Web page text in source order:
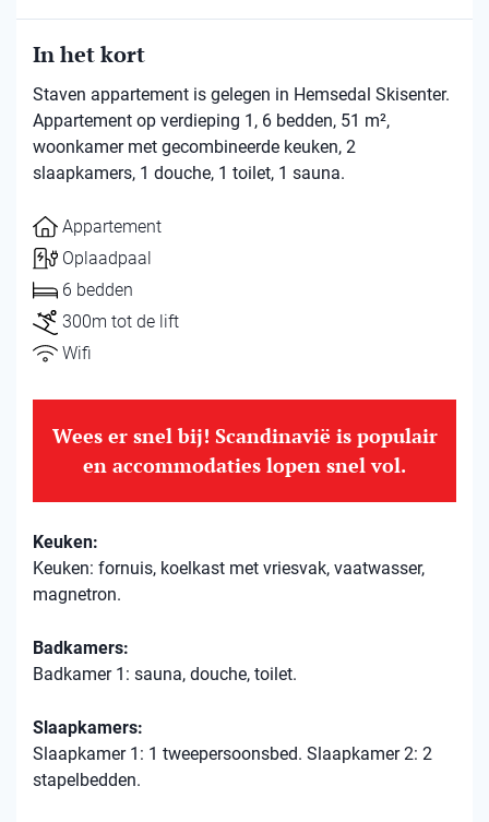
In het kort
Staven appartement is gelegen in Hemsedal Skisenter.
Appartement op verdieping 1, 6 bedden, 51 m²,
woonkamer met gecombineerde keuken, 2
slaapkamers, 1 douche, 1 toilet, 1 sauna.
Appartement
Oplaadpaal
6 bedden
300m tot de lift
Wifi
Wees er snel bij! Scandinavië is populair
en accommodaties lopen snel vol.
Keuken:
Keuken: fornuis, koelkast met vriesvak, vaatwasser,
magnetron.
Badkamers:
Badkamer 1: sauna, douche, toilet.
Slaapkamers:
Slaapkamer 1: 1 tweepersoonsbed. Slaapkamer 2: 2
stapelbedden.